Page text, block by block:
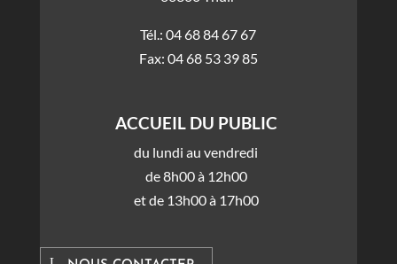
Tél.: 04 68 84 67 67
Fax: 04 68 53 39 85
ACCUEIL DU PUBLIC
du lundi au vendredi
de 8h00 à 12h00
et de 13h00 à 17h00